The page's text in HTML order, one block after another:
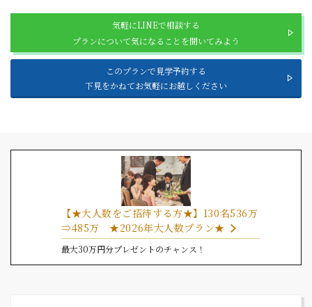
気軽にLINEで相談する
プランについて気になることを聞いてみよう
このプランで見学予約する
下見をかねてお気軽にお越しください
【★大人数をご招待する方★】130名536万
⇒485万 ★2026年大人数プラン★
最大30万円分プレゼントのチャンス！